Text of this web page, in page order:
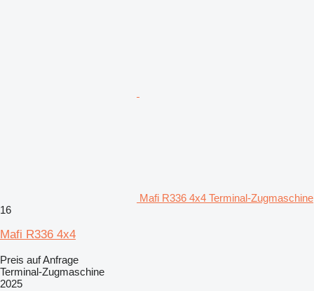
Mafi R336 4x4 Terminal-Zugmaschine
16
Mafi R336 4x4
Preis auf Anfrage
Terminal-Zugmaschine
2025